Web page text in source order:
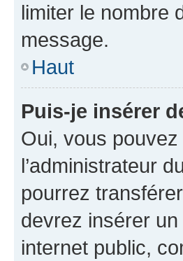
limiter le nombre
message.
Haut
Puis-je insérer
Oui, vous
l’administrateur
pourrez
devrez insérer
internet public,